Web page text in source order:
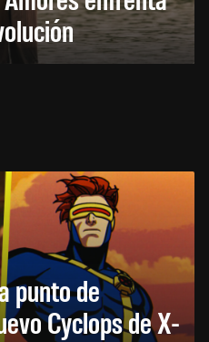
punto de
Cyclops de X-